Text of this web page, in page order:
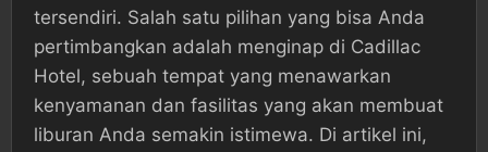
tersendiri. Salah satu pilihan yang bisa Anda
pertimbangkan adalah menginap di Cadillac
Hotel, sebuah tempat yang menawarkan
kenyamanan dan fasilitas yang akan membuat
liburan Anda semakin istimewa. Di artikel ini,